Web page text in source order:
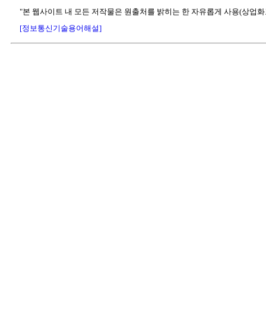
"본 웹사이트 내 모든 저작물은 원출처를 밝히는 한 자유롭게 사용(상업
[정보통신기술용어해설]